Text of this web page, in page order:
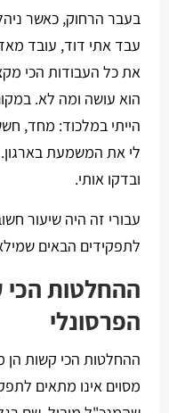
בעבר הרחוק, כאשר
עבד אתי דוד, עובד
את כל העבודות הכי
הוא עושה ומה לא.
הייתי במלכוד: מחד,
לי את המשמעת
ובדקו אותי.
עבורי זה היה שיעור
לתפקידים הבאים
ההחלטות הכי
הפרסונלי
ההחלטות הכי קשות הן
מסוים אינו מתאים